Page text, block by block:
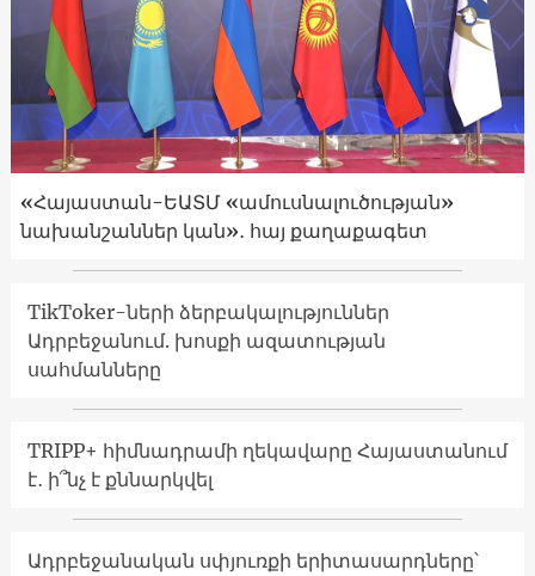
«Հայաստան-ԵԱՏՄ «ամուսնալուծության»
նախանշաններ կան»․ հայ քաղաքագետ
TikToker-ների ձերբակալություններ
Ադրբեջանում. խոսքի ազատության
սահմանները
TRIPP+ հիմնադրամի ղեկավարը Հայաստանում
է․ ի՞նչ է քննարկվել
Ադրբեջանական սփյուռքի երիտասարդները՝